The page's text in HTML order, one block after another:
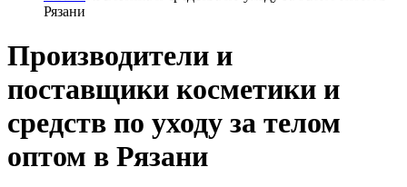
Рязани
Производители и
поставщики косметики и
средств по уходу за телом
оптом в Рязани